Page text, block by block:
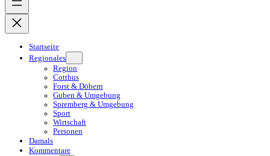
Startseite
Regionales
Region
Cottbus
Forst & Döbern
Guben & Umgebung
Spremberg & Umgebung
Sport
Wirtschaft
Personen
Damals
Kommentare